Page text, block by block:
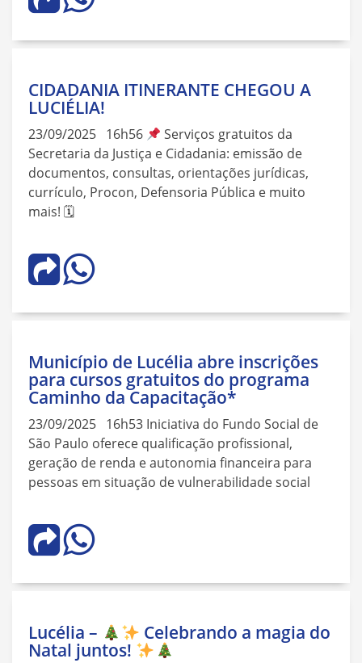
CIDADANIA ITINERANTE CHEGOU A
LUCIÉLIA!
23/09/2025 16h56
Serviços gratuitos da
Secretaria da Justiça e Cidadania: emissão de
documentos, consultas, orientações jurídicas,
currículo, Procon, Defensoria Pública e muito
mais! 🗓
Município de Lucélia abre inscrições
para cursos gratuitos do programa
Caminho da Capacitação*
23/09/2025 16h53 Iniciativa do Fundo Social de
São Paulo oferece qualificação profissional,
geração de renda e autonomia financeira para
pessoas em situação de vulnerabilidade social
Lucélia – Celebrando a magia do
Natal juntos!